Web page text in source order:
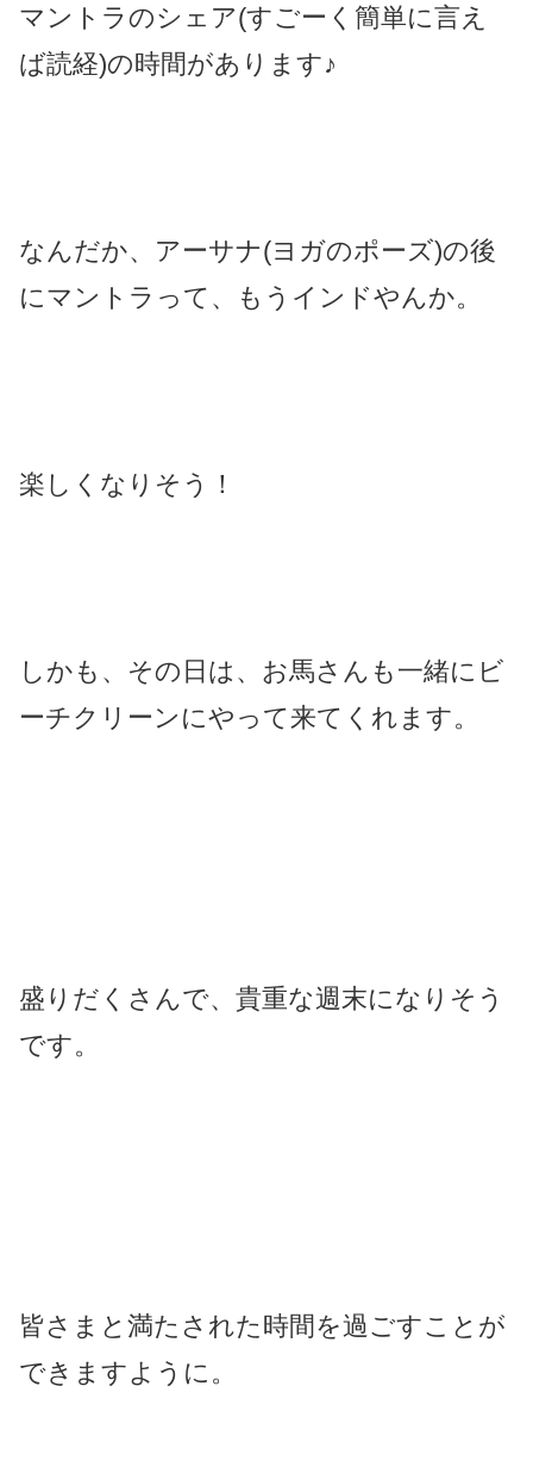
マントラのシェア(すごーく簡単に言え
ば読経)の時間があります♪
なんだか、アーサナ(ヨガのポーズ)の後
にマントラって、もうインドやんか。
楽しくなりそう！
しかも、その日は、お馬さんも一緒にビ
ーチクリーンにやって来てくれます。
盛りだくさんで、貴重な週末になりそう
です。
皆さまと満たされた時間を過ごすことが
できますように。